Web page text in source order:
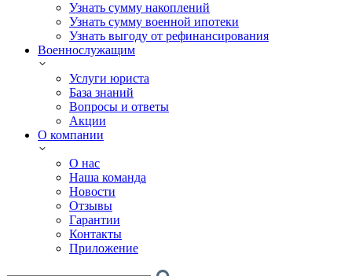
Узнать сумму накоплений
Узнать сумму военной ипотеки
Узнать выгоду от рефинансирования
Военнослужащим
Услуги юриста
База знаний
Вопросы и ответы
Акции
О компании
О нас
Наша команда
Новости
Отзывы
Гарантии
Контакты
Приложение